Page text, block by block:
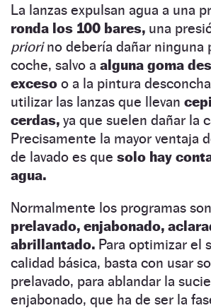
La lanzas expulsan agua a una
ronda los 100 bares, una
priorino debería dañar ninguna
coche, salvo a alguna goma
exceso o a la pintura
utilizar las lanzas que llevan
cerdas, ya que suelen dañar la
Precisamente la mayor ventaja
de lavado es que solo hay
agua.
Normalmente los programas
prelavado, enjabonado,
abrillantado. Para optimizar el
calidad básica, basta con usar
prelavado, para ablandar la
enjabonado, que ha de ser la